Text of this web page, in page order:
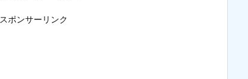
スポンサーリンク